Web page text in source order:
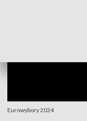
Eurowybory 2024